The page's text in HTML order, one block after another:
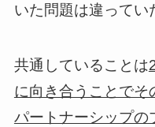
いた問題は違ってい
共通していることは
に向き合うことでそ
パートナーシップの